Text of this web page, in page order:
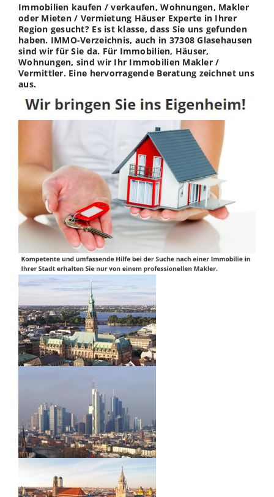
Immobilien kaufen / verkaufen, Wohnungen, Makler
oder Mieten / Vermietung Häuser Experte in Ihrer
Region gesucht? Es ist klasse, dass Sie uns gefunden
haben. IMMO-Verzeichnis, auch in 37308 Glasehausen
sind wir für Sie da. Für Immobilien, Häuser,
Wohnungen, sind wir Ihr Immobilien Makler /
Vermittler. Eine hervorragende Beratung zeichnet uns
aus.